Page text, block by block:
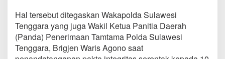
Hal tersebut ditegaskan Wakapolda Sulawesi
Tenggara yang juga Wakil Ketua Panitia Daerah
(Panda) Penerimaan Tamtama Polda Sulawesi
Tenggara, Brigjen Waris Agono saat